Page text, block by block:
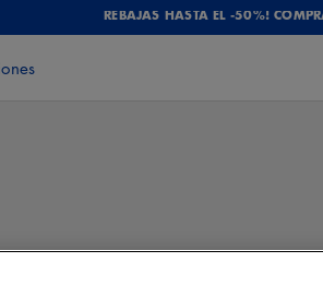
REBAJAS HASTA EL -50%!